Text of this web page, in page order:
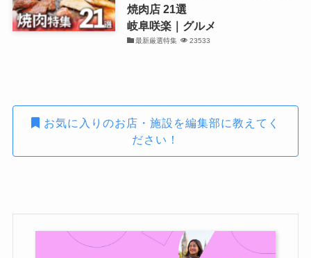
焼肉店 21選
岐阜咲楽｜グルメ
最新厳選特集 23533
お気に入りのお店・施設を編集部に教えてく
ださい！